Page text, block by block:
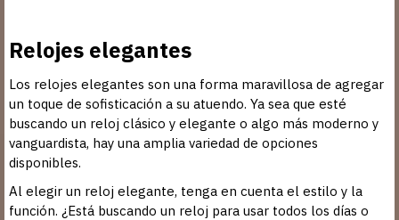
Relojes elegantes
Los relojes elegantes son una forma maravillosa de agregar
un toque de sofisticación a su atuendo. Ya sea que esté
buscando un reloj clásico y elegante o algo más moderno y
vanguardista, hay una amplia variedad de opciones
disponibles.
Al elegir un reloj elegante, tenga en cuenta el estilo y la
función. ¿Está buscando un reloj para usar todos los días o